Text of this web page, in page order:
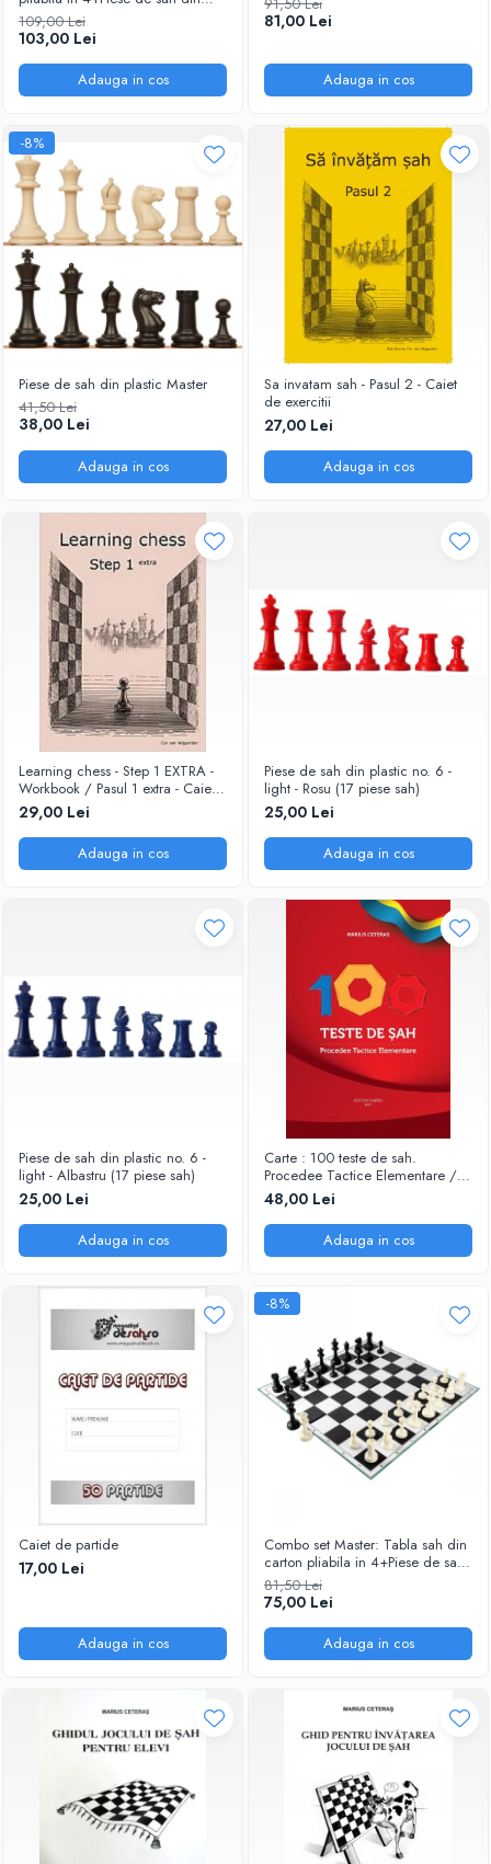
plastic no. 6 - weighted
109,00 Lei
103,00 Lei
Adauga in cos
81,00 Lei
Adauga in cos
-8%
Piese de sah din plastic Master
41,50 Lei
38,00 Lei
Adauga in cos
Sa invatam sah - Pasul 2 - Caiet
de exercitii
27,00 Lei
Adauga in cos
Learning chess - Step 1 EXTRA -
Workbook / Pasul 1 extra - Caiet
de exercitii
29,00 Lei
Adauga in cos
Piese de sah din plastic no. 6 -
light - Rosu (17 piese sah)
25,00 Lei
Adauga in cos
Piese de sah din plastic no. 6 -
light - Albastru (17 piese sah)
25,00 Lei
Adauga in cos
Carte : 100 teste de sah.
Procedee Tactice Elementare /
M. Ceteras
48,00 Lei
Adauga in cos
Caiet de partide
17,00 Lei
Adauga in cos
-8%
Combo set Master: Tabla sah din
carton pliabila in 4+Piese de sah
din plastic no. 6 Master
81,50 Lei
75,00 Lei
Adauga in cos